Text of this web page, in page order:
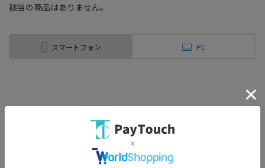
該当の商品はありません。
スマートフォン PC